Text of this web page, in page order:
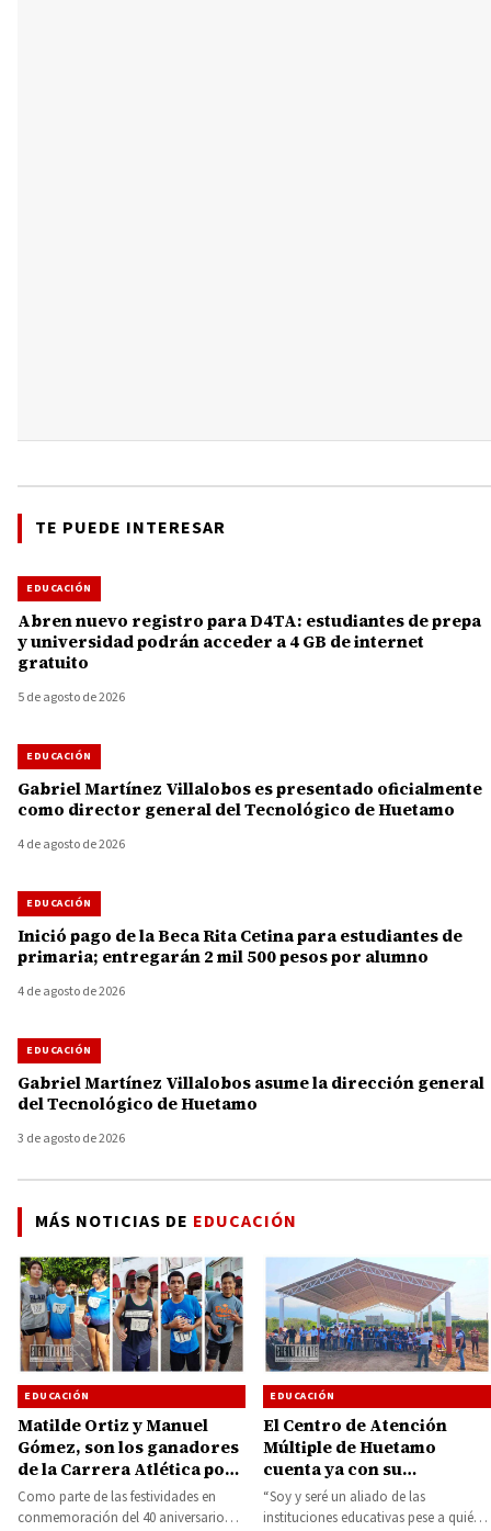
TE PUEDE INTERESAR
EDUCACIÓN
Abren nuevo registro para D4TA: estudiantes de prepa
y universidad podrán acceder a 4 GB de internet
gratuito
5 de agosto de 2026
EDUCACIÓN
Gabriel Martínez Villalobos es presentado oficialmente
como director general del Tecnológico de Huetamo
4 de agosto de 2026
EDUCACIÓN
Inició pago de la Beca Rita Cetina para estudiantes de
primaria; entregarán 2 mil 500 pesos por alumno
4 de agosto de 2026
EDUCACIÓN
Gabriel Martínez Villalobos asume la dirección general
del Tecnológico de Huetamo
3 de agosto de 2026
MÁS NOTICIAS DE EDUCACIÓN
EDUCACIÓN
Matilde Ortiz y Manuel
Gómez, son los ganadores
de la Carrera Atlética por
el 40 aniversario del
Colegio de Bachilleres
Como parte de las festividades en
conmemoración del 40 aniversario
EDUCACIÓN
El Centro de Atención
Múltiple de Huetamo
cuenta ya con su
techumbre, fue
inaugurada por el alcalde
“Soy y seré un aliado de las
instituciones educativas pese a quién